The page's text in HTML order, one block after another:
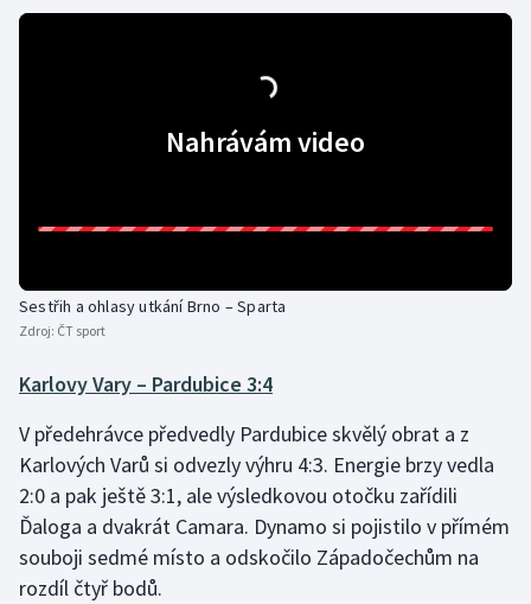
Nahrávám video
Sestřih a ohlasy utkání Brno – Sparta
Zdroj: ČT sport
Karlovy Vary – Pardubice 3:4
V předehrávce předvedly Pardubice skvělý obrat a z
Karlových Varů si odvezly výhru 4:3. Energie brzy vedla
2:0 a pak ještě 3:1, ale výsledkovou otočku zařídili
Ďaloga a dvakrát Camara. Dynamo si pojistilo v přímém
souboji sedmé místo a odskočilo Západočechům na
rozdíl čtyř bodů.